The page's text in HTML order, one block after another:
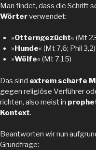
Man findet, dass die Schrift
Wörterverwendet:
»Otterngezücht« (Mt
» Hunde« (Mt 7,6; Phil 3,2)
»Wölfe« (Mt 7,15)
Das sind extrem scharfe
gegen religiöse Verführer
richten, also meist in
Kontext.
Beantworten wir nun
Grundfrage: